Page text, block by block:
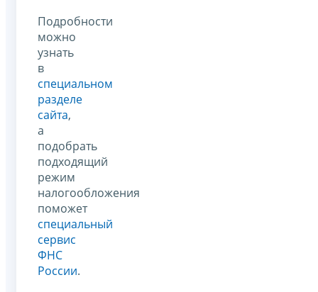
Подробности
можно
узнать
в
специальном
разделе
сайта,
а
подобрать
подходящий
режим
налогообложения
поможет
специальный
сервис
ФНС
России.